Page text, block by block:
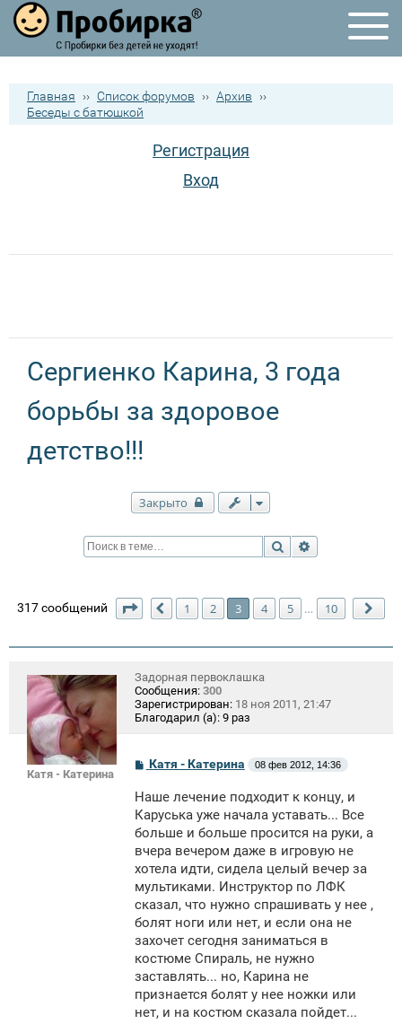
Главная ›› Список форумов ›› Архив
››
Беседы с батюшкой
Регистрация
Вход
Сергиенко Карина, 3 года
борьбы за здоровое
детство!!!
Закрыто
Поиск
317 сообщений Страница из
Пред.
1 2 3 4 5 … 10
Катя - Катерина
Задорная первоклашка
Сообщения: 300
Зарегистрирован: 18 ноя 2011, 21:47
Благодарил (а): 9 раз
С
б
щ
н
и
Катя - Катерина 08 фев 2012, 14:36
Наше лечение подходит к концу, и
Каруська уже начала уставать... Все
больше и больше просится на руки, а
вчера вечером даже в игровую не
хотела идти, сидела целый вечер за
мультиками. Инструктор по ЛФК
сказал, что нужно спрашивать у нее ,
болят ноги или нет, и если она не
захочет сегодня заниматься в
костюме Спираль, не нужно
заставлять... но, Карина не
признается болят у нее ножки или
нет, и на костюм сказала пойдет...